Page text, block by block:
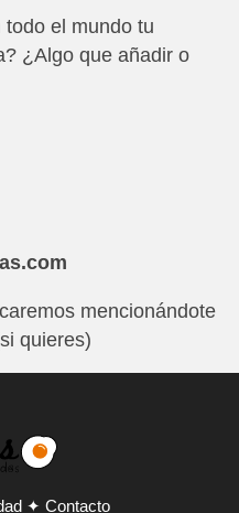
el mundo tu
¿Algo que añadir o
mencionándote
quieres)
✦ Contacto